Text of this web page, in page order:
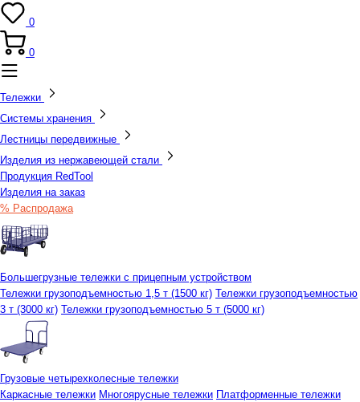
0
0
Тележки
Системы хранения
Лестницы передвижные
Изделия из нержавеющей стали
Продукция RedTool
Изделия на заказ
% Распродажа
Большегрузные тележки с прицепным устройством
Тележки грузоподъемностью 1,5 т (1500 кг) Тележки грузоподъемностью
3 т (3000 кг) Тележки грузоподъемностью 5 т (5000 кг)
Грузовые четырехколесные тележки
Каркасные тележки Многоярусные тележки Платформенные тележки